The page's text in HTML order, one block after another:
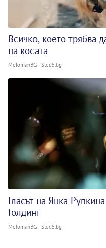
Всичко, което трябва
на косата
MelomanBG - Sled5.bg
Гласът на Янка
Голдинг
MelomanBG - Sled5.bg